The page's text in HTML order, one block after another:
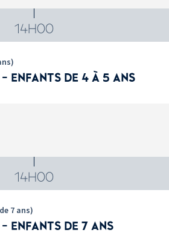
14H00
ENFANTS DE 4 À 5 ANS
14H00
7 ans)
ENFANTS DE 7 ANS